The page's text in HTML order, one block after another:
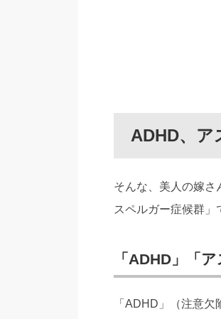
ADHD、ア
そんな、美人の嫁さ
スペルガー症候群」
「ADHD」「
「ADHD」（注意